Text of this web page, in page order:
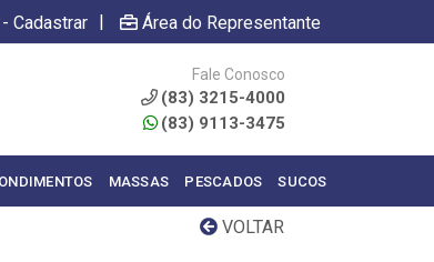
Cadastrar | Área do Representante
Fale Conosco
(83) 3215-4000
(83) 9113-3475
MASSAS PESCADOS SUCOS
VOLTAR